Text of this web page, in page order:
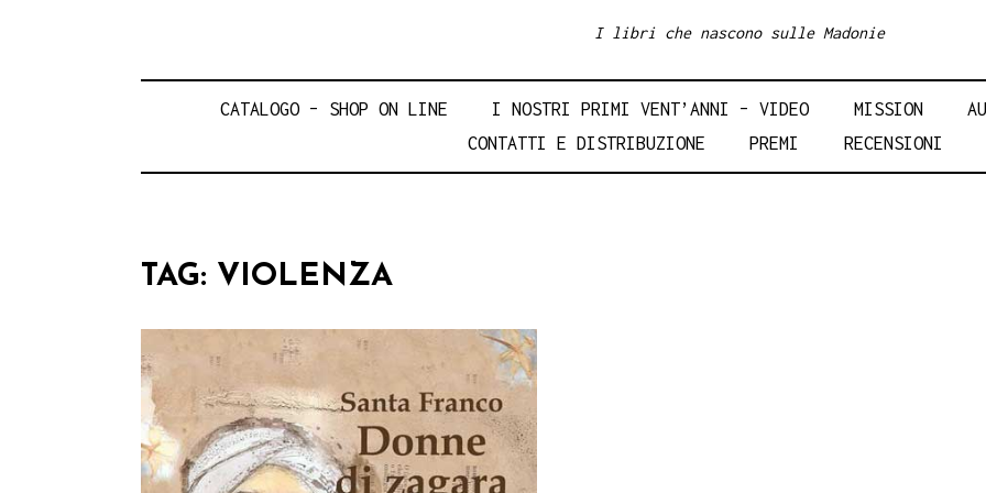
I libri che nascono sulle Madonie
CATALOGO – SHOP ON LINE I NOSTRI PRIMI VENT’ANNI – VIDEO MISSION
CONTATTI E DISTRIBUZIONE
PREMI RECENSIONI
TAG: VIOLENZA